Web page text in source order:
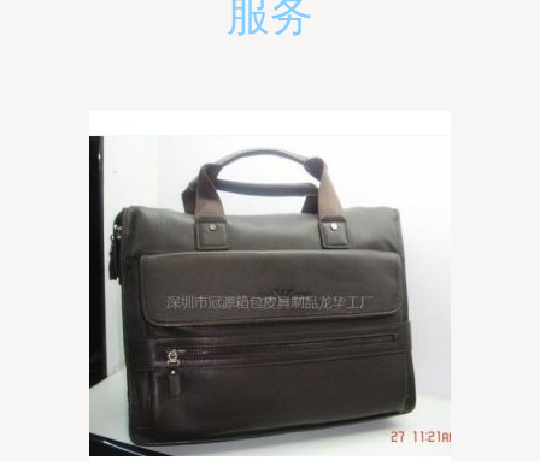
服务